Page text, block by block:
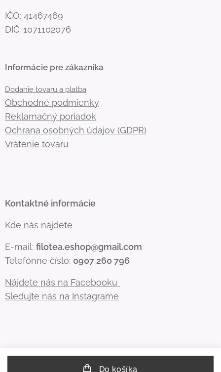
Do košíka
IČO: 41467469
DIČ: 1071102076
Informácie pre zákazníka
Dodanie tovaru a platba
Obchodné podmienky
Reklamačný poriadok
Ochrana osobných údajov (GDPR)
Vrátenie tovaru
Kontaktné informácie
Kde nás nájdete
E-mail: filotea.eshop@gmail.com
Telefónne číslo: 0907 260 796
Nájdete nás na Facebooku
Sledujte nás na Instagrame